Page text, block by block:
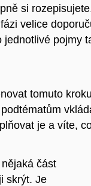
si
velice
pojmy
tomuto
je a víte,
část
skrýt. Je